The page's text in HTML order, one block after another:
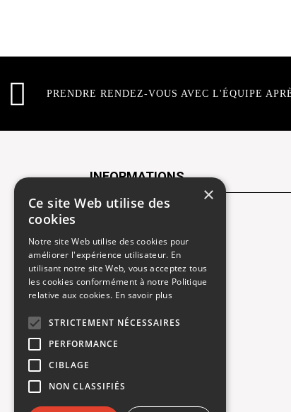
PRENDRE RENDEZ-VOUS AVEC L'ÉQUIPE
INFORMATIONS
Recrutement
Rendez-vous atelier
Mentions légales
×
Ce site Web utilise des
cookies
Notre site Web utilise des cookies pour
améliorer l'expérience utilisateur. En
utilisant notre site Web, vous acceptez tous
les cookies conformément à notre Politique
relative aux cookies. En savoir plus
STRICTEMENT NÉCESSAIRES
PERFORMANCE
CIBLAGE
NON CLASSIFIÉS